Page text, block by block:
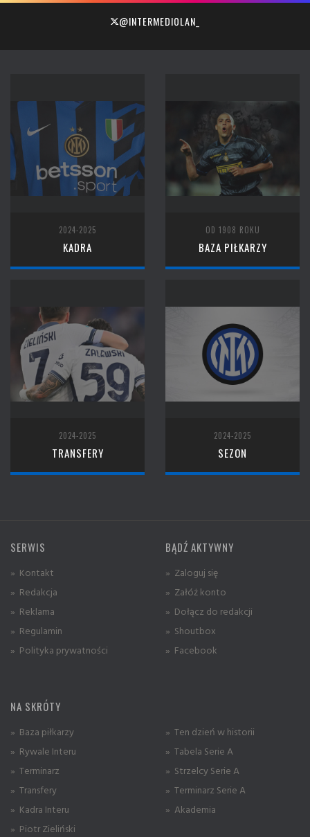
@INTERMEDIOLAN_
2024-2025
KADRA
OD 1908 ROKU
BAZA PIŁKARZY
2024-2025
TRANSFERY
2024-2025
SEZON
SERWIS
» Kontakt
» Redakcja
» Reklama
» Regulamin
» Polityka prywatności
BĄDŹ AKTYWNY
» Zaloguj się
» Załóż konto
» Dołącz do redakcji
» Shoutbox
» Facebook
NA SKRÓTY
» Baza piłkarzy
» Rywale Interu
» Terminarz
» Transfery
» Kadra Interu
» Piotr Zieliński
» Ten dzień w historii
» Tabela Serie A
» Strzelcy Serie A
» Terminarz Serie A
» Akademia